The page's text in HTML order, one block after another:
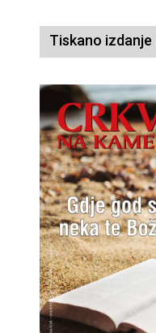
Tiskano izdanje